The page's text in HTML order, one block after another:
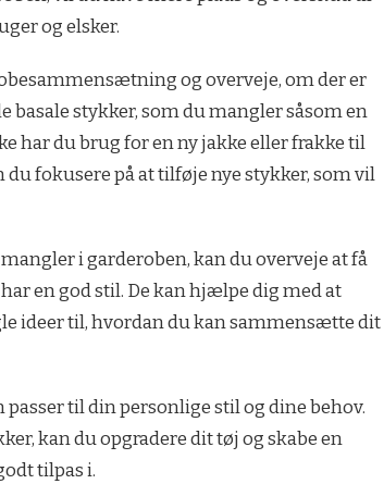
og elsker.
og overveje, om der er
basale stykker, som du mangler såsom en
har du brug for en ny jakke eller frakke til
fokusere på at tilføje nye stykker, som vil
i garderoben, kan du overveje at få
en god stil. De kan hjælpe dig med at
ideer til, hvordan du kan sammensætte dit
til din personlige stil og dine behov.
kan du opgradere dit tøj og skabe en
tilpas i.